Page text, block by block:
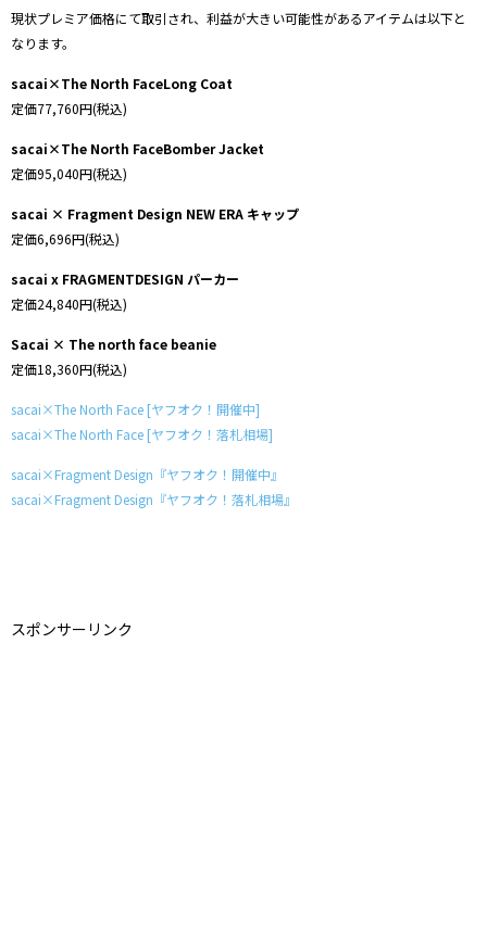
現状プレミア価格にて取引され、利益が大きい可能性があるアイテムは以下と
なります。
sacai×The North FaceLong Coat
定価77,760円(税込)
sacai×The North FaceBomber Jacket
定価95,040円(税込)
sacai × Fragment Design NEW ERA キャップ
定価6,696円(税込)
sacai x FRAGMENTDESIGN パーカー
定価24,840円(税込)
Sacai × The north face beanie
定価18,360円(税込)
sacai×The North Face [ヤフオク！開催中]
sacai×The North Face [ヤフオク！落札相場]
sacai×Fragment Design『ヤフオク！開催中』
sacai×Fragment Design『ヤフオク！落札相場』
スポンサーリンク